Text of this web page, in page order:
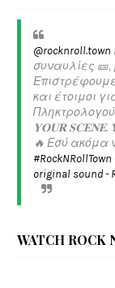
@rocknroll.town
συναυλίες 🎫,
Επιστρέφουμε
και έτοιμοι
𝐘𝐎𝐔𝐑 𝐒𝐂𝐄𝐍𝐄.
🔥 Εσύ ακόμα
#RockNRollTown
original sound -
WATCH ROCK